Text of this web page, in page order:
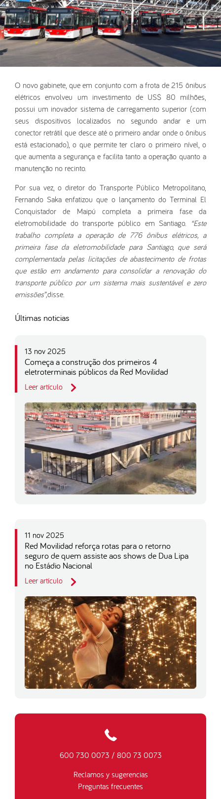
O novo gabinete, que em conjunto com a frota de 215 ônibus
elétricos envolveu um investimento de US$ 80 milhões,
possui um inovador sistema de carregamento superior (com
seus dispositivos localizados no segundo andar e um
conector retrátil que desce até o primeiro andar onde o ônibus
está estacionado), o que permite ter claro o primeiro nível, o
que aumenta a segurança e facilita tanto a operação quanto a
manutenção no recinto.
Por sua vez, o diretor do Transporte Público Metropolitano,
Fernando Saka enfatizou que o lançamento do Terminal El
Conquistador de Maipú completa a primeira fase da
eletromobilidade do transporte público em Santiago. “Este
trabalho completa a operação de 776 ônibus elétricos, a
primeira fase da eletromobilidade para Santiago, que será
complementada pelas licitações de abastecimento de frotas
que estão em andamento para consolidar a renovação do
transporte público por um sistema mais sustentável e zero
emissões”,disse.
Últimas noticias
13 nov 2025
Começa a construção dos primeiros 4
eletroterminais públicos da Red Movilidad
Leer artículo
11 nov 2025
Red Movilidad reforça rotas para o retorno
seguro de quem assiste aos shows de Dua Lipa
no Estádio Nacional
Leer artículo
600 730 0073 / 800 73 0073
Reclamos y sugerencias
Preguntas frecuentes